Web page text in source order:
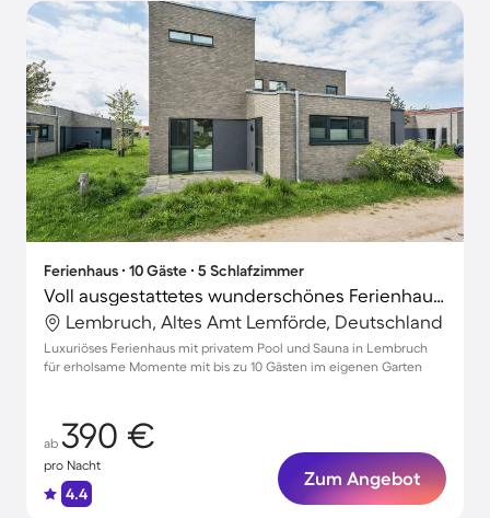
Ferienhaus ∙ 10 Gäste ∙ 5 Schlafzimmer
Voll ausgestattetes wunderschönes Ferienhaus mit Grill, Terrasse und Sauna
Lembruch, Altes Amt Lemförde, Deutschland
Luxuriöses Ferienhaus mit privatem Pool und Sauna in Lembruch
für erholsame Momente mit bis zu 10 Gästen im eigenen Garten
ab 390 €
pro Nacht
4.4
Zum Angebot